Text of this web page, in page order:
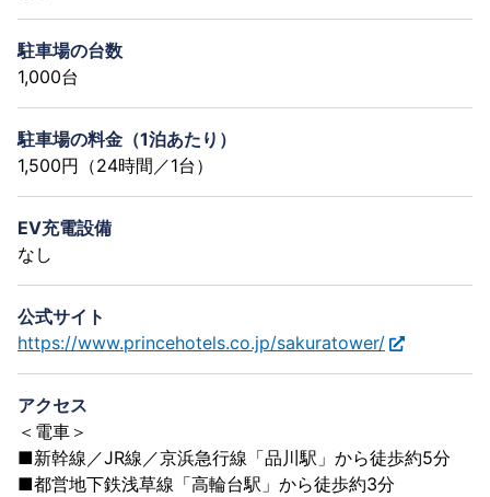
駐車場の台数
1,000台
駐車場の料金（1泊あたり）
1,500円（24時間／1台）
EV充電設備
なし
公式サイト
https://www.princehotels.co.jp/sakuratower/
アクセス
＜電車＞
■新幹線／JR線／京浜急行線「品川駅」から徒歩約5分
■都営地下鉄浅草線「高輪台駅」から徒歩約3分